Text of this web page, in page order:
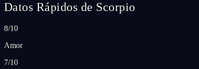
Datos Rápidos de Scorpio
8/10
Amor
7/10